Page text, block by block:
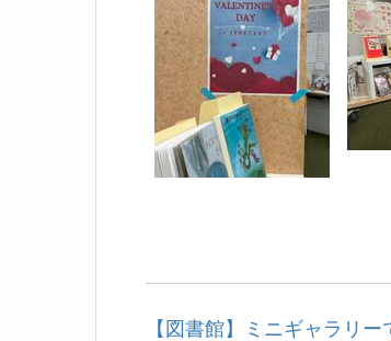
【図書館】ミニギャラリ